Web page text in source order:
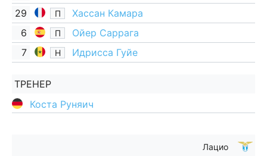
29
П
Хассан Камара
6
П
Ойер Саррага
7
Н Идрисса Гуйе
ТРЕНЕР
Коста Руняич
Лацио